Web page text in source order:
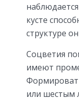
кусте
структуре
Соцветия
имеют
или шестым